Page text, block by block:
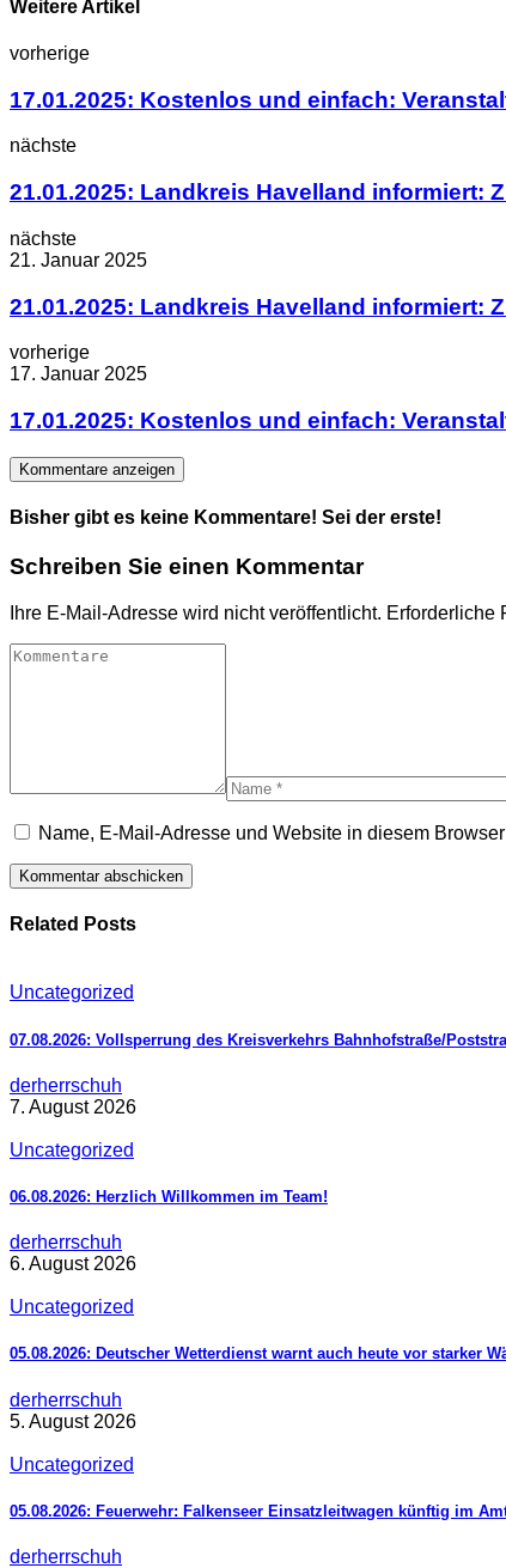
Weitere Artikel
vorherige
17.01.2025: Kostenlos und einfach:
nächste
21.01.2025: Landkreis Havelland informiert:
nächste
21. Januar 2025
21.01.2025: Landkreis Havelland informiert:
vorherige
17. Januar 2025
17.01.2025: Kostenlos und einfach:
Kommentare anzeigen
Bisher gibt es keine Kommentare! Sei der erste!
Schreiben Sie einen Kommentar
Ihre E-Mail-Adresse wird nicht veröffentlicht. Erforderliche
Name, E-Mail-Adresse und Website in diesem
Related Posts
Uncategorized
07.08.2026: Vollsperrung des Kreisverkehrs Bahnhofstraße/
derherrschuh
7. August 2026
Uncategorized
06.08.2026: Herzlich Willkommen im Team!
derherrschuh
6. August 2026
Uncategorized
05.08.2026: Deutscher Wetterdienst warnt auch heute vor starker
derherrschuh
5. August 2026
Uncategorized
05.08.2026: Feuerwehr: Falkenseer Einsatzleitwagen künftig im
derherrschuh